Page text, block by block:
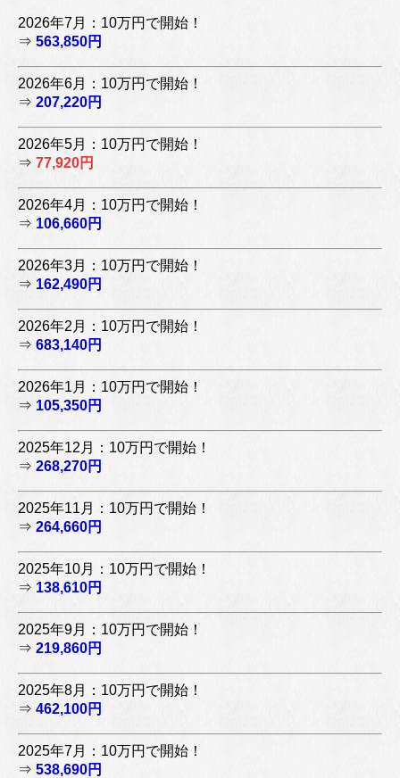
2026年7月：10万円で開始！
⇒ 563,850円
2026年6月：10万円で開始！
⇒ 207,220円
2026年5月：10万円で開始！
⇒ 77,920円
2026年4月：10万円で開始！
⇒ 106,660円
2026年3月：10万円で開始！
⇒ 162,490円
2026年2月：10万円で開始！
⇒ 683,140円
2026年1月：10万円で開始！
⇒ 105,350円
2025年12月：10万円で開始！
⇒ 268,270円
2025年11月：10万円で開始！
⇒ 264,660円
2025年10月：10万円で開始！
⇒ 138,610円
2025年9月：10万円で開始！
⇒ 219,860円
2025年8月：10万円で開始！
⇒ 462,100円
2025年7月：10万円で開始！
⇒ 538,690円